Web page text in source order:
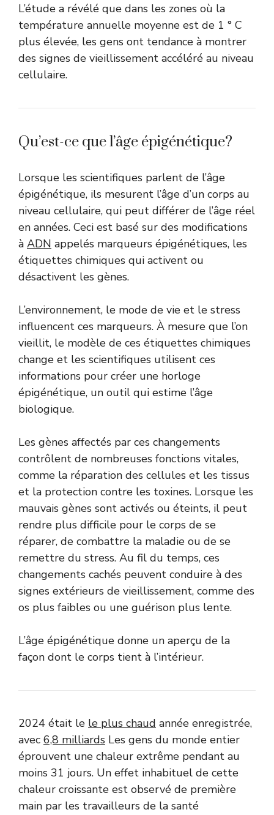
L’étude a révélé que dans les zones où la
température annuelle moyenne est de 1 ° C
plus élevée, les gens ont tendance à montrer
des signes de vieillissement accéléré au niveau
cellulaire.
Qu’est-ce que l’âge épigénétique?
Lorsque les scientifiques parlent de l’âge
épigénétique, ils mesurent l’âge d’un corps au
niveau cellulaire, qui peut différer de l’âge réel
en années. Ceci est basé sur des modifications
à ADN appelés marqueurs épigénétiques, les
étiquettes chimiques qui activent ou
désactivent les gènes.
L’environnement, le mode de vie et le stress
influencent ces marqueurs. À mesure que l’on
vieillit, le modèle de ces étiquettes chimiques
change et les scientifiques utilisent ces
informations pour créer une horloge
épigénétique, un outil qui estime l’âge
biologique.
Les gènes affectés par ces changements
contrôlent de nombreuses fonctions vitales,
comme la réparation des cellules et les tissus
et la protection contre les toxines. Lorsque les
mauvais gènes sont activés ou éteints, il peut
rendre plus difficile pour le corps de se
réparer, de combattre la maladie ou de se
remettre du stress. Au fil du temps, ces
changements cachés peuvent conduire à des
signes extérieurs de vieillissement, comme des
os plus faibles ou une guérison plus lente.
L’âge épigénétique donne un aperçu de la
façon dont le corps tient à l’intérieur.
2024 était le le plus chaud année enregistrée,
avec 6,8 milliards Les gens du monde entier
éprouvent une chaleur extrême pendant au
moins 31 jours. Un effet inhabituel de cette
chaleur croissante est observé de première
main par les travailleurs de la santé